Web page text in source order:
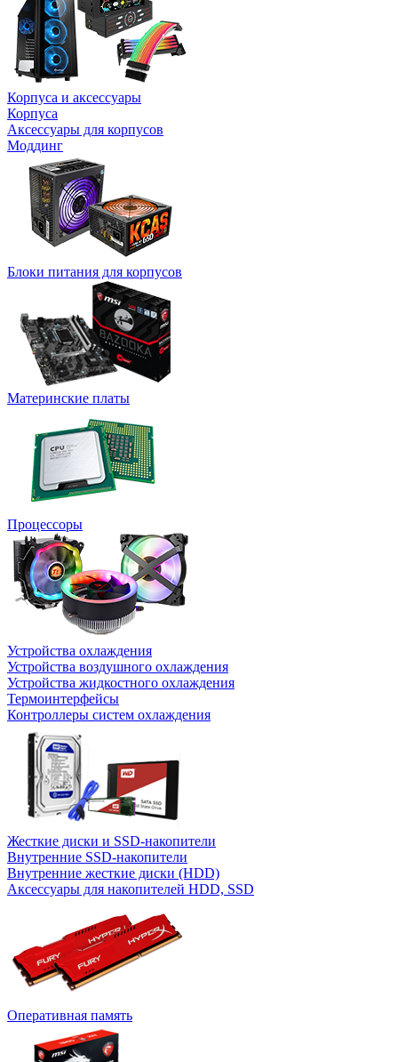
Корпуса и аксессуары
Корпуса
Аксессуары для корпусов
Моддинг
Блоки питания для корпусов
Материнские платы
Процессоры
Устройства охлаждения
Устройства воздушного охлаждения
Устройства жидкостного охлаждения
Термоинтерфейсы
Контроллеры систем охлаждения
Жесткие диски и SSD-накопители
Внутренние SSD-накопители
Внутренние жесткие диски (HDD)
Аксессуары для накопителей HDD, SSD
Оперативная память